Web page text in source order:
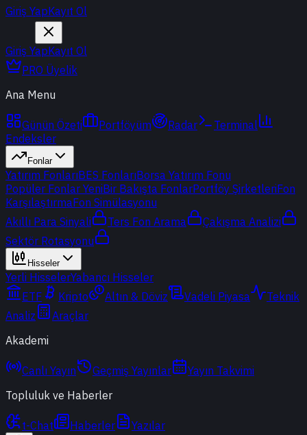
Giriş YapKayıt Ol
Giriş YapKayıt Ol
PRO Üyelik
Ana Menu
Günün Özeti Portföyüm Radar
Terminal
Endeksler
Fonlar
Yatırım FonlarıBES FonlarıBorsa Yatırım Fonu
Popüler Fonlar YeniBir Bakışta FonlarPortföy ŞirketleriFon
KarşılaştırmaFon Simülasyonu
Akıllı Para Sinyali
Ters Fon Arama
Çakışma Analizi
Sektör Rotasyonu
Hisseler
Yerli HisselerYabancı Hisseler
ETF
Kripto Altın & Döviz Vadeli Piyasa
Teknik
Analiz
Araçlar
Akademi
Canlı Yayın Geçmiş Yayınlar
Yayın Takvimi
Topluluk ve Haberler
t-Chat Haberler Yazılar